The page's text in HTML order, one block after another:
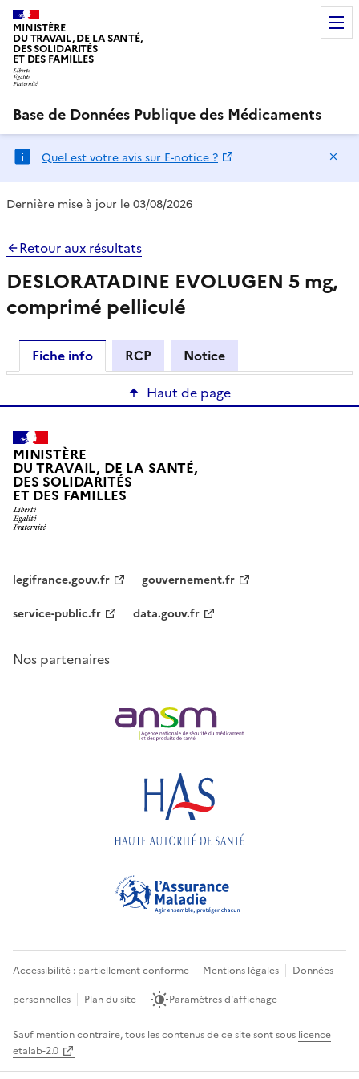
MINISTÈRE
DU TRAVAIL, DE LA SANTÉ,
DES SOLIDARITÉS
ET DES FAMILLES
Base de Données Publique des Médicaments
Quel est votre avis sur E-notice ?
Dernière mise à jour le 03/08/2026
Retour aux résultats
DESLORATADINE EVOLUGEN 5 mg,
comprimé pelliculé
Fiche info RCP
Notice
Haut de page
MINISTÈRE
DU TRAVAIL, DE LA SANTÉ,
DES SOLIDARITÉS
ET DES FAMILLES
legifrance.gouv.fr
gouvernement.fr
service-public.fr
data.gouv.fr
Nos partenaires
Accessibilité : partiellement conforme Mentions légales
Données
personnelles
Plan du site Paramètres d'affichage
Sauf mention contraire, tous les contenus de ce site sont sous licence
etalab-2.0